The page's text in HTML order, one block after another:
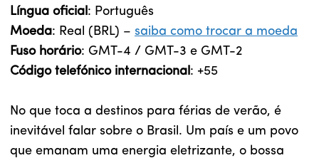
Língua oficial : Português
Moeda: Real (BRL) – saiba como trocar a moeda
Fuso horário: GMT-4 / GMT-3 e GMT-2
Código telefónico internacional : +55
No que toca a destinos para férias de verão, é
inevitável falar sobre o Brasil. Um país e um povo
que emanam uma energia eletrizante, o bossa